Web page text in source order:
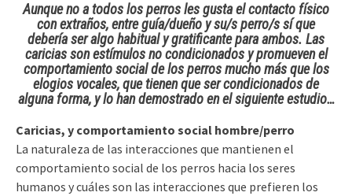
Aunque no a todos los perros les gusta el contacto físico
con extraños, entre guía/dueño y su/s perro/s sí que
debería ser algo habitual y gratificante para ambos. Las
caricias son estímulos no condicionados y promueven el
comportamiento social de los perrosmucho más que los
elogios vocales, que tienen que ser condicionados de
alguna forma, y lo han demostrado en el siguiente estudio…
Caricias, y comportamiento social hombre/perro
La naturaleza de las interacciones que mantienen el
comportamiento social de los perros hacia los seres
humanos y cuáles son las interacciones que prefieren los